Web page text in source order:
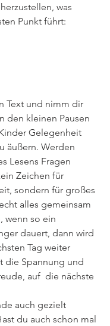
was
Punkt führt:
Text und nimm dir
den kleinen Pausen
Gelegenheit
äußern. Werden
Lesens Fragen
Zeichen für
sondern für großes
alles gemeinsam
wenn so ein
dauert, dann wird
Tag weiter
die Spannung und
auf  die nächste
auch gezielt
du auch schon mal